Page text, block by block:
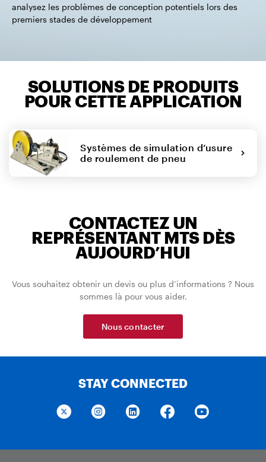
analysez les problèmes de conception potentiels lors des
premiers stades de développement
SOLUTIONS DE PRODUITS
POUR CETTE APPLICATION
Systèmes de simulation d’usure
de roulement de pneu
CONTACTEZ UN
REPRÉSENTANT MTS DÈS
AUJOURD’HUI
Vous souhaitez obtenir un devis ou plus d’informations ? Nous
sommes là pour vous aider.
Nous contacter
STAY CONNECTED